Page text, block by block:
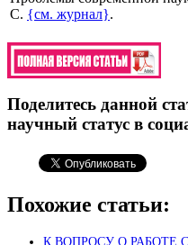
С. {см. журнал}.
Поделитесь данной
научный статус в
Похожие статьи:
К ВОПРОСУ О